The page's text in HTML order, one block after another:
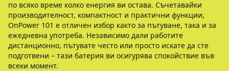
по всяко време колко енергия ви остава. Съчетавайки
производителност, компактност и практични функции,
OnPower 101 е отличен избор както за пътуване, така и за
ежедневна употреба. Независимо дали работите
дистанционно, пътувате често или просто искате да сте
подготвени – тази батерия ви осигурява спокойствие във
всеки момент.